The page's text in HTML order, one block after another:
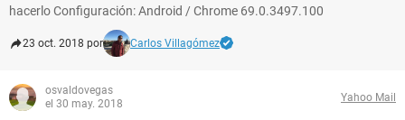
hacerlo Configuración: Android / Chrome 69.0.3497.100
23 oct. 2018 por Carlos Villagómez
osvaldovegas
el 30 may. 2018
Yahoo Mail